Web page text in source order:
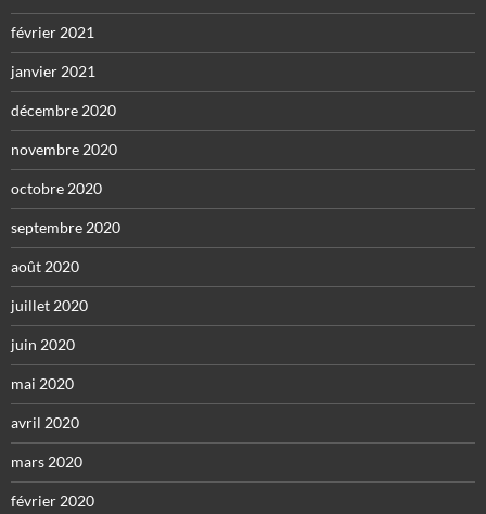
février 2021
janvier 2021
décembre 2020
novembre 2020
octobre 2020
septembre 2020
août 2020
juillet 2020
juin 2020
mai 2020
avril 2020
mars 2020
février 2020